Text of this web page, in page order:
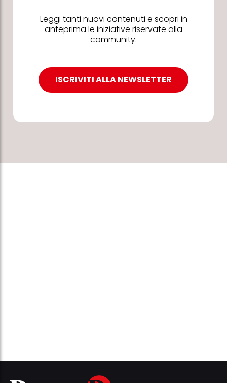
Leggi tanti nuovi contenuti e scopri in
anteprima le iniziative riservate alla
community.
ISCRIVITI ALLA NEWSLETTER